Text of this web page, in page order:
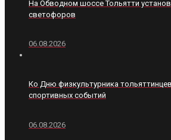
На Обводном шоссе Тольятти
светофоров
06.08.2026
Ко Дню физкультурника
спортивных событий
06.08.2026